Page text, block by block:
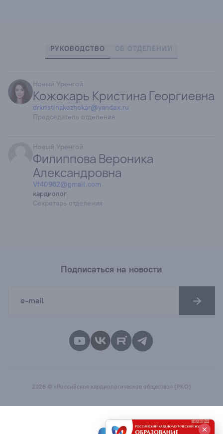
РУКОВОДСТВО ОБ ОТДЕЛЕНИИ
Новый Уренгой
Кожокарь Кристина Георгиевна
drkristinakozhokar@yandex.ru
Председатель отделения
Новый Уренгой
Филиппова Вероника
Александровна
Vf40962@gmail.com
кардиолог
Секретарь отделения
Подписаться на новости
2026 © «Российское кардиологическое общество» (РКО)